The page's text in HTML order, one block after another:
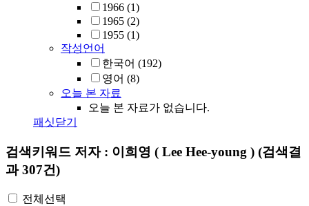
1966 (1)
1965 (2)
1955 (1)
작성언어
한국어 (192)
영어 (8)
오늘 본 자료
오늘 본 자료가 없습니다.
패싯닫기
검색키워드 저자 : 이희영 ( Lee Hee-young ) (검색결
과 307건)
전체선택